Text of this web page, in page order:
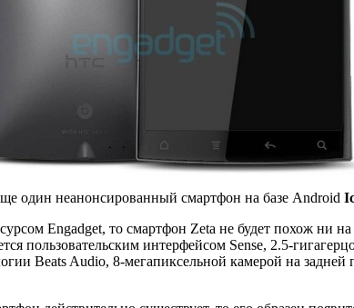
один неанонсированный смартфон на базе Android
Engadget, то смартфон Zeta не будет похож ни
пользовательским интерфейсом Sense, 2.5-
Beats Audio, 8-мегапиксельной камерой на